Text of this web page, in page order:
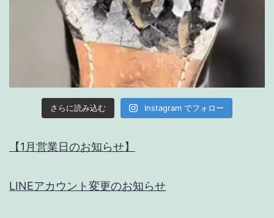
さらに読み込む Instagram でフォロー
【1月営業日のお知らせ】
LINEアカウント変更のお知らせ